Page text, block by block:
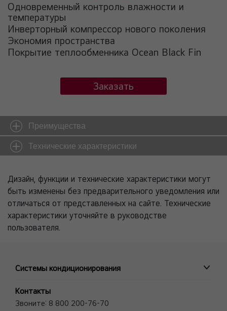
Одновременный контроль влажности и
температуры
Инверторный компрессор нового поколения
Экономия пространства
Покрытие теплообменника Ocean Black Fin
Заказать
Преимущества
Технические характеристики
Дизайн, функции и технические характеристики могут
быть изменены без предварительного уведомления или
отличаться от представленных на сайте. Технические
характеристики уточняйте в руководстве
пользователя.
Системы кондиционирования
ПРОМЫШЛЕННЫЕ СИСТЕМЫ
MULTI V VRF системы
Контакты
Звоните: 8 800 200-76-70